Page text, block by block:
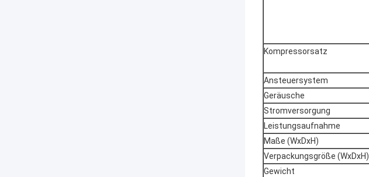
Kompressorsatz
Ansteuersystem
Geräusche
Stromversorgung
Leistungsaufnahme
Maße (WxDxH)
Verpackungsgröße (WxDxH)
Gewicht